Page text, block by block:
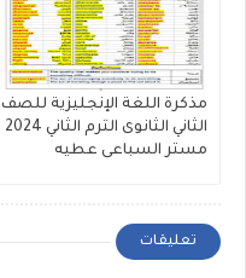
مذكرة اللغة الإنجليزية للصف
الثاني الثانوى الترم الثاني 2024
مستر السباعى عطيه
تعليقات